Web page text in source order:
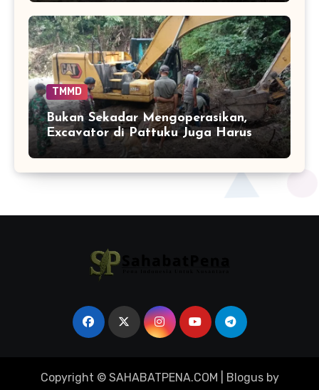
TMMD
Bukan Sekadar Mengoperasikan,
Excavator di Pattuku Juga Harus
Dirawat
Copyright © SAHABATPENA.COM Blogusby